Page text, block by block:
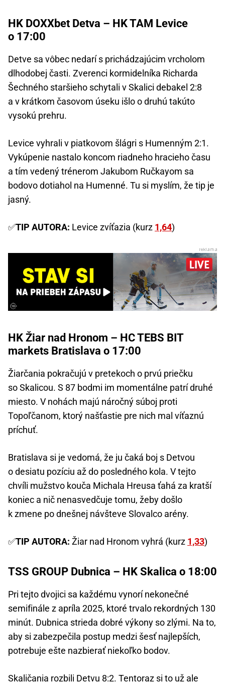
HK DOXXbet Detva – HK TAM Levice
o 17:00
Detve sa vôbec nedarí s prichádzajúcim vrcholom
dlhodobej časti. Zverenci kormidelníka Richarda
Šechného staršieho schytali v Skalici debakel 2:8
a v krátkom časovom úseku išlo o druhú takúto
vysokú prehru.
Levice vyhrali v piatkovom šlágri s Humenným 2:1.
Vykúpenie nastalo koncom riadneho hracieho času
a tím vedený trénerom Jakubom Ručkayom sa
bodovo dotiahol na Humenné. Tu si myslím, že tip je
jasný.
✅TIP AUTORA: Levice zvíťazia (kurz 1,64)
HK Žiar nad Hronom – HC TEBS BIT
markets Bratislava o 17:00
Žiarčania pokračujú v pretekoch o prvú priečku
so Skalicou. S 87 bodmi im momentálne patrí druhé
miesto. V nohách majú náročný súboj proti
Topoľčanom, ktorý našťastie pre nich mal víťaznú
príchuť.
Bratislava si je vedomá, že ju čaká boj s Detvou
o desiatu pozíciu až do posledného kola. V tejto
chvíli mužstvo kouča Michala Hreusa ťahá za kratší
koniec a nič nenasvedčuje tomu, žeby došlo
k zmene po dnešnej návšteve Slovalco arény.
✅TIP AUTORA: Žiar nad Hronom vyhrá (kurz 1,33)
TSS GROUP Dubnica – HK Skalica o 18:00
Pri tejto dvojici sa každému vynorí nekonečné
semifinále z apríla 2025, ktoré trvalo rekordných 130
minút. Dubnica strieda dobré výkony so zlými. Na to,
aby si zabezpečila postup medzi šesť najlepších,
potrebuje ešte nazbierať niekoľko bodov.
Skaličania rozbili Detvu 8:2. Tentoraz si to už ale